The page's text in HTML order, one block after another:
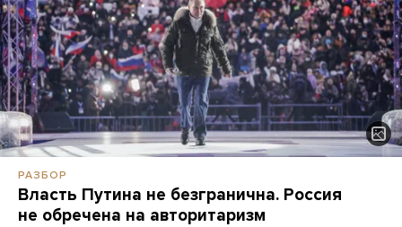
РАЗБОР
Власть Путина не безгранична. Россия
не обречена на авторитаризм